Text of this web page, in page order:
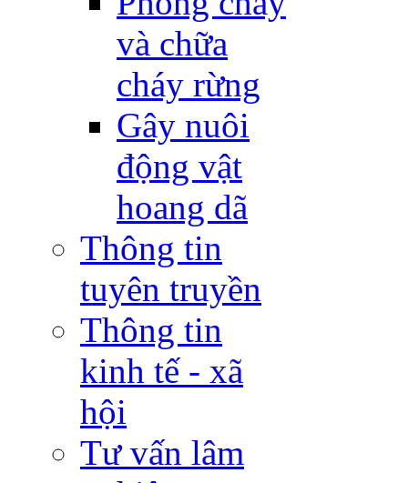
và chữa
cháy rừng
Gây nuôi
động vật
hoang dã
Thông tin
tuyên truyền
Thông tin
kinh tế - xã
hội
Tư vấn lâm